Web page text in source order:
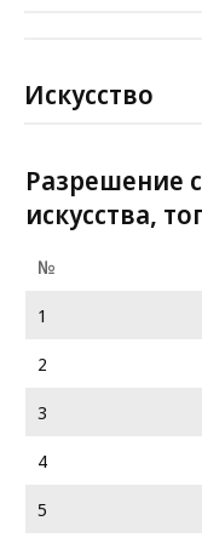
Искусство
Разрешение
искусства,
№
1
2
3
4
5